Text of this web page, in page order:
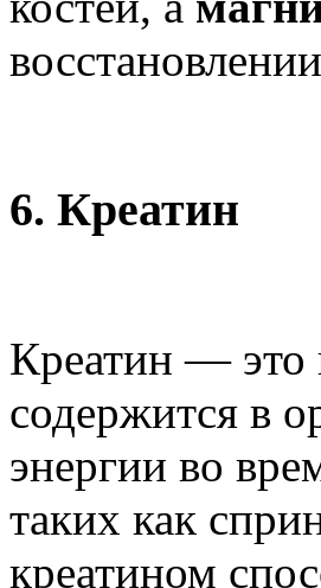
6. Креатин
Креатин — это
содержится в
энергии во
таких как
креатином